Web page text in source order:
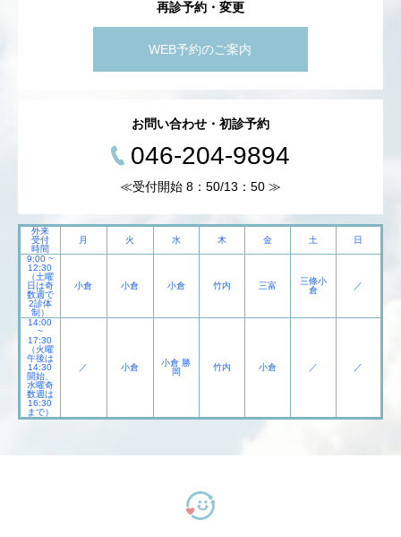
再診予約・変更
WEB予約のご案内
お問い合わせ・初診予約
046-204-9894
≪受付開始 8：50/13：50 ≫
外来
受付
時間
月 火 水 木 金 土
日
9:00 ~
12:30
（土曜
日は奇
数週で
2診体
制）
小倉 小倉 小倉 竹内 三富
三條小
倉
／
14:00
~
17:30
（火曜
午後は
14:30
開始、
水曜奇
数週は
16:30
まで）
／ 小倉
小倉 勝
岡
竹内 小倉 ／ ／